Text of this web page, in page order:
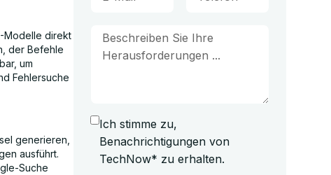
Modelle direkt
der Befehle
um
Fehlersuche
generieren,
ausführt.
Suche
Ich stimme zu,
Benachrichtigungen von
TechNow* zu erhalten.